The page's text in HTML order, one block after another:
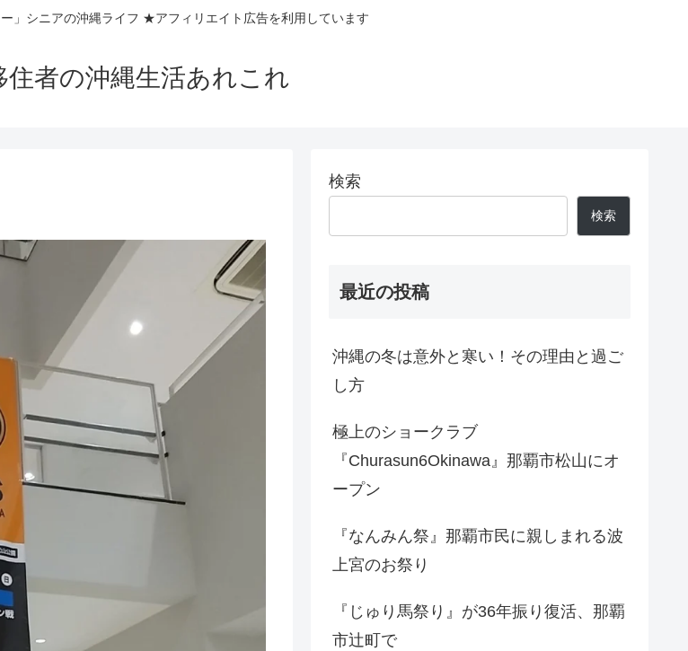
」シニアの沖縄ライフ ★アフィリエイト広告を利用しています
住者の沖縄生活あれこれ
検索
検索
最近の投稿
沖縄の冬は意外と寒い！その理由と過ご
し方
極上のショークラブ
『Churasun6Okinawa』那覇市松山にオ
ープン
『なんみん祭』那覇市民に親しまれる波
上宮のお祭り
『じゅり馬祭り』が36年振り復活、那覇
市辻町で